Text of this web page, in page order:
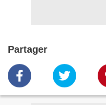
Partager